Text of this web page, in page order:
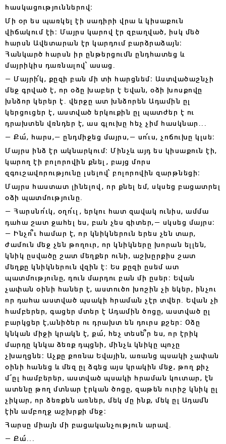
հասկացություններով։
Մի օր ես պառկել էի սադիրի վրա և կիսաքուն
վիճակում էի։ Մայրս կարով էր զբաղված, իսկ մեծ
հարսն Ավետարան էր կարդում բարձրաձայն։
Հանկարծ հարսն իր ընթերցումն ընդհատեց և
մայրիկիս դառնալով՝ ասաց․
— Մայրի՛կ, քըզի բան մի տի հարցնեմ։ Աստվածաշնչի
մեջ գրված է, որ օձը խաբեր է Եվան, օձի խոսքովը
խնձոր կերեր է. վերջը ատ խնձորեն Ադամին ըլ
կերցուցեր է, աստված երկուքին ըլ պատժեր է ու
դրախտեն վռնդեր է, աս գլուխը հեչ չիմ հասկնար․․․
— Քա՜, հարս,— ընդմիջեց մայրս,— սո՛ւս, չոճուխը կլսե։
Մայրս ինձ էր ակնարկում։ Մինչև այդ ես կիսաքուն էի,
կարող էի բոլորովին քնել, բայց մորս
զգուշավորությունը լսելով՝ բոլորովին զարթնեցի։
Մայրս հաստատ լինելով, որ քնել եմ, սկսեց բացատրել
օձի պատմությունը․
— Հարսնո՛ւկ, օղո՛ւլ, երկու հատ զավակ ունիս, ամմա
դահա շատ ջահել ես, բան չես գիտեր,— սկսեց մայրս։
— Ինչո՞ւ համար է, որ կնիկներուն երես չեն տար,
ժամուն մեջ չեն թողուր, որ կնիկները խորան ելլեն,
կնիկ ըսվածը շատ մեղքեր ունի, աշխըրքիս շատ
մեղքը կնիկներուն վզին է։ Ես քըզի ըսեմ ատ
պատմությունը, դուն մարդու բան մի ըսեր։ Եվան
չափան օինի հաներ է, աստուծո խոշին չի եկեր, ինչու
որ դահա աստված պսակի հրաման չէր տվեր. Եվան չի
համբերեր, գացեր մտեր է Ադամին ծոցը, աստված ըլ
բարկցեր է,անիծեր ու դրախտ են դուրս քշեր։ Օձը
կնկան միջի կրակն է, քա՜, հեչ տեսե՞ր ես, որ էրիկ
մարդը կնկա ձեռք դպցնի, մինչև կնիկը պոչը
չխաղցնե։ Աչքը քոռնա Եվային, առանց պսակի չափան
օինի հանեց և մեզ ըլ ձգեց այս կրակին մեջ, թող քիչ
մ՚ըլ համբերեր, աստված պսակի հրաման կուտար, էն
ատենը թող մտնար էրկան ծոցը, զաթեն ուրիշ կնիկ ըլ
չիկար, որ ձեռքեն առներ, մեկ մը ինք, մեկ ըլ Ադամն
էին ամբողջ աշխրքի մեջ։
Հարսը միայն մի բացականչություն արավ․
— Քա՜․․․